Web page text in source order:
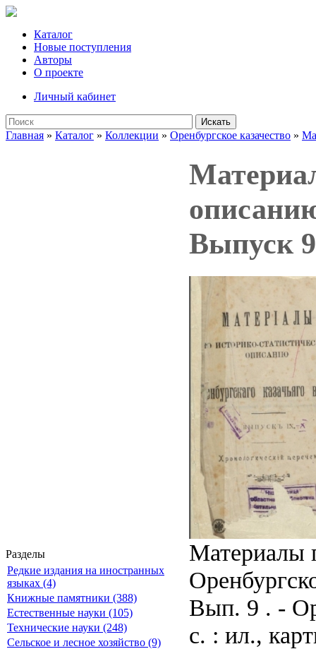
Каталог
Новые поступления
Авторы
О проекте
Личный кабинет
Искать
Главная » Каталог » Коллекции » Оренбургское казачество »
Разделы
Редкие издания на иностранных
языках (4)
Книжные памятники (388)
Естественные науки (105)
Технические науки (248)
Сельское и лесное хозяйство (9)
Выпуск
Материалы
Вып. 9 . -
с. : ил.,